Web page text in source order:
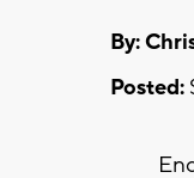
By:
Posted: